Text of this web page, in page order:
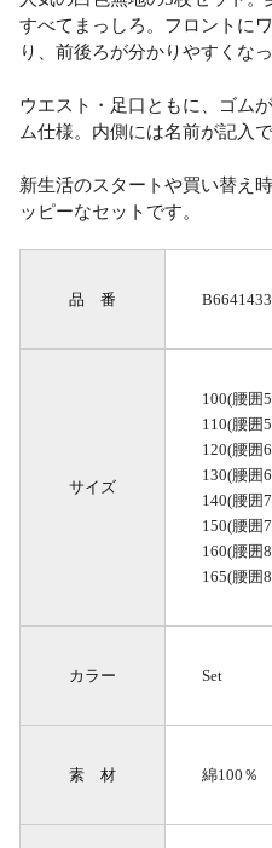
すべてまっしろ。フロントに
り、前後ろが分かりやすくなっ
ウエスト・足口ともに、ゴム
ム仕様。内側には名前が記入
新生活のスタートや買い替え
ッピーなセットです。
品 番
サイズ
100(腰囲
110(腰囲
120(腰囲
130(腰囲
140(腰囲
150(腰囲
160(腰囲
165(腰囲
カラー Set
素 材 綿100％